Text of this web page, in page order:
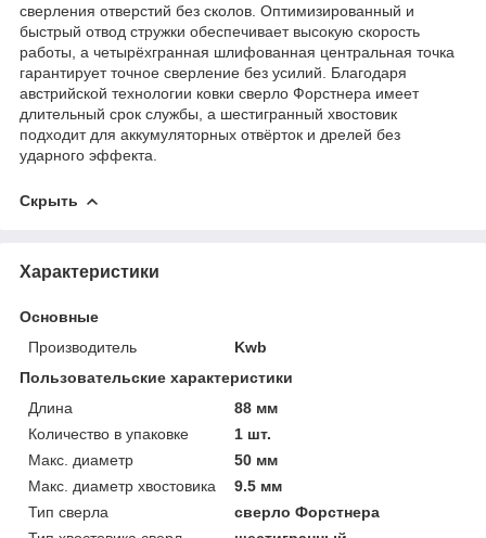
сверления отверстий без сколов. Оптимизированный и
быстрый отвод стружки обеспечивает высокую скорость
работы, а четырёхгранная шлифованная центральная точка
гарантирует точное сверление без усилий. Благодаря
австрийской технологии ковки сверло Форстнера имеет
длительный срок службы, а шестигранный хвостовик
подходит для аккумуляторных отвёрток и дрелей без
ударного эффекта.
Скрыть
Характеристики
Основные
Производитель
Kwb
Пользовательские характеристики
Длина
88 мм
Количество в упаковке
1 шт.
Макс. диаметр
50 мм
Макс. диаметр хвостовика
9.5 мм
Тип сверла
сверло Форстнера